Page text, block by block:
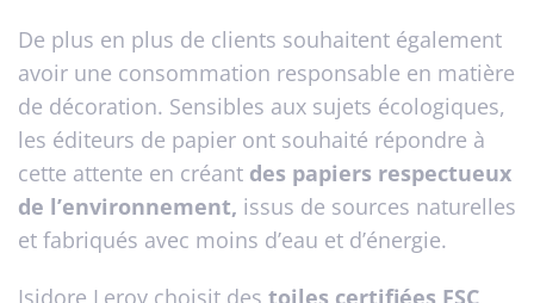
De plus en plus de clients souhaitent également
avoir une consommation responsable en matière
de décoration. Sensibles aux sujets écologiques,
les éditeurs de papier ont souhaité répondre à
cette attente en créant des papiers respectueux
de l’environnement, issus de sources naturelles
et fabriqués avec moins d’eau et d’énergie.